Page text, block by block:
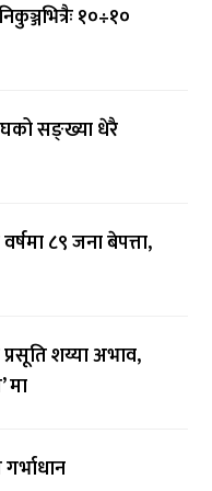
१०÷१०
सङ्ख्या धेरै
८९ जना बेपत्ता,
शय्या अभाव,
मा